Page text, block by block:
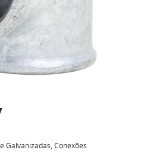
Galvanizadas, Conexões